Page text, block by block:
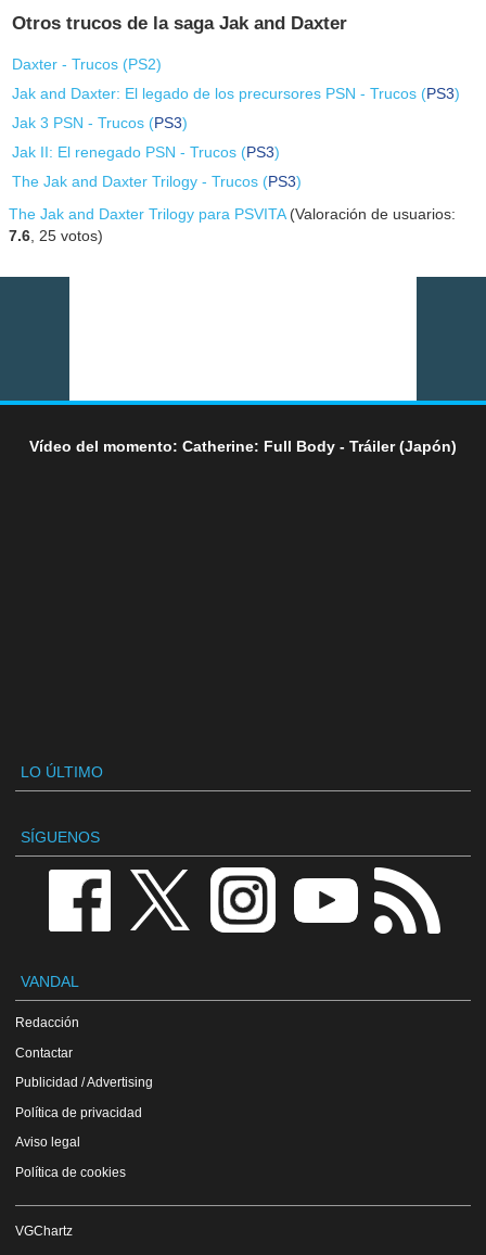
Otros trucos de la saga Jak and Daxter
Daxter - Trucos (PS2)
Jak and Daxter: El legado de los precursores PSN - Trucos (PS3)
Jak 3 PSN - Trucos (PS3)
Jak II: El renegado PSN - Trucos (PS3)
The Jak and Daxter Trilogy - Trucos (PS3)
The Jak and Daxter Trilogy para PSVITA(Valoración de usuarios:
7.6 25 votos)
Vídeo del momento: Catherine: Full Body - Tráiler (Japón)
LO ÚLTIMO
SÍGUENOS
VANDAL
Redacción
Contactar
Publicidad / Advertising
Política de privacidad
Aviso legal
Política de cookies
VGChartz